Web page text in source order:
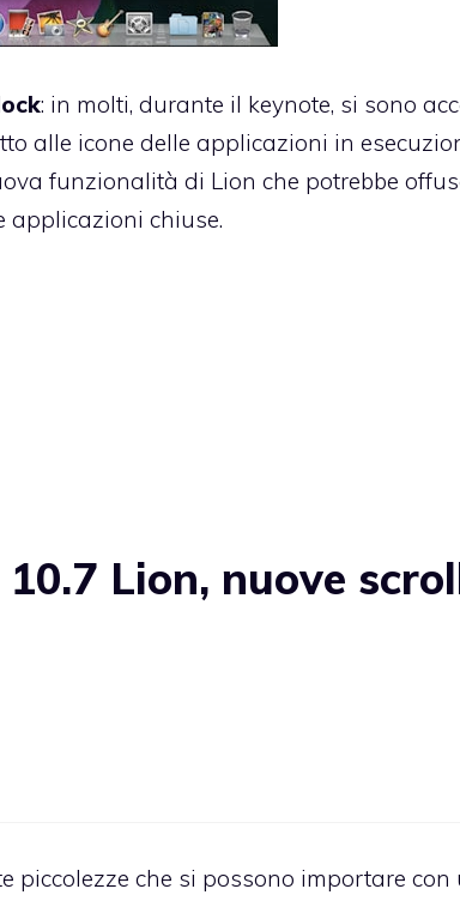
: in molti, durante il keynote, si sono
alle icone delle applicazioni in
funzionalità di Lion che potrebbe
applicazioni chiuse.
Lion, nuove
piccolezze che si possono importare con